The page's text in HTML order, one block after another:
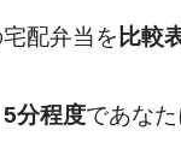
配弁当を 比較
5分程度であな